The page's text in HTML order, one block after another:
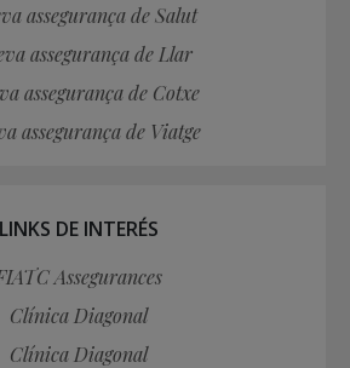
assegurança de Salut
assegurança de Llar
assegurança de Cotxe
assegurança de Viatge
LINKS DE INTERÉS
Assegurances
Clínica Diagonal
Clínica Diagonal